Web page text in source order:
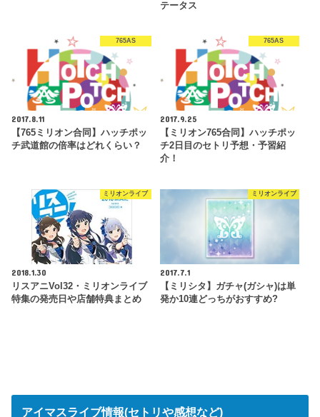
テータス
765AS
2017.8.11
【765ミリオン合同】ハッチポッ
チ武道館の倍率はどれくらい？
765AS
2017.9.25
【ミリオン765合同】ハッチポッ
チ2日目のセトリ予想・予習紹
介！
ミリオンライブ
2018.1.30
リスアニVol32・ミリオンライブ
特集の発売日や店舗特典まとめ
ミリオンライブ
2017.7.1
【ミリシタ】ガチャ(ガシャ)は単
発か10連どっちがおすすめ?
アイマスライブ情報(セトリや感想など)